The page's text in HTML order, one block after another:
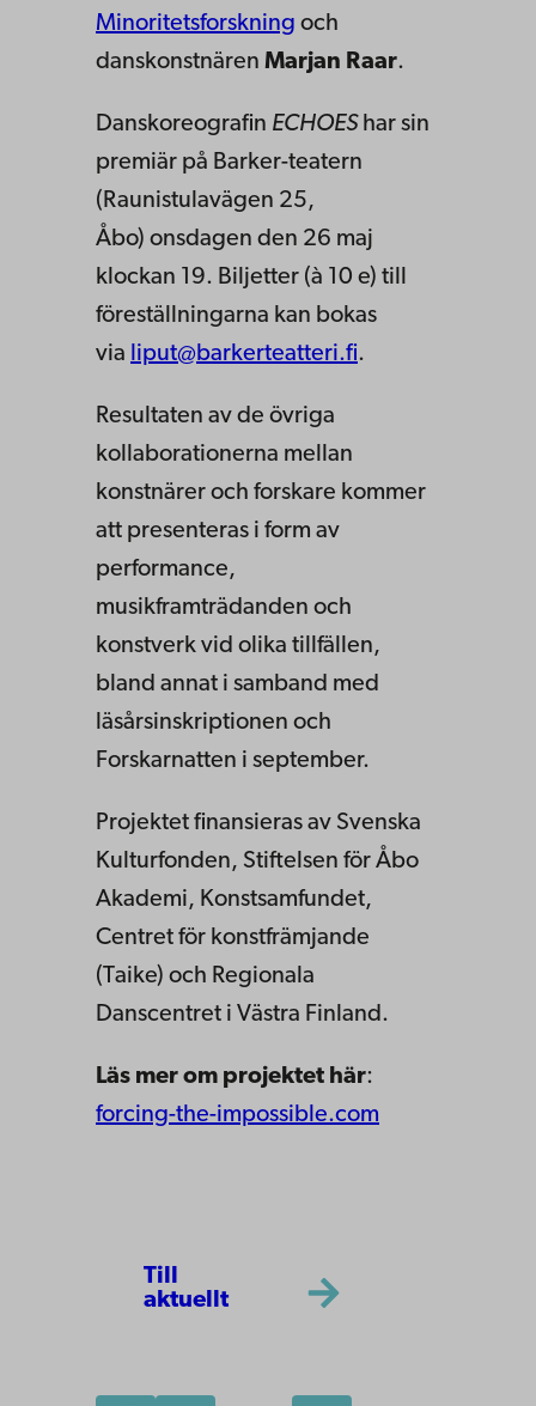
Minoritetsforskning och
danskonstnären Marjan Raar.
Danskoreografin ECHOEShar sin
premiär på Barker-teatern
(Raunistulavägen 25,
Åbo) onsdagen den 26 maj
klockan 19. Biljetter (à 10 e) till
föreställningarna kan bokas
via liput@barkerteatteri.fi.
Resultaten av de övriga
kollaborationerna mellan
konstnärer och forskare kommer
att presenteras i form av
performance,
musikframträdanden och
konstverk vid olika tillfällen,
bland annat i samband med
läsårsinskriptionen och
Forskarnatten i september.
Projektet finansieras av Svenska
Kulturfonden, Stiftelsen för Åbo
Akademi, Konstsamfundet,
Centret för konstfrämjande
(Taike) och Regionala
Danscentret i Västra Finland.
Läs mer om projektet här:
forcing-the-impossible.com
Till
aktuellt